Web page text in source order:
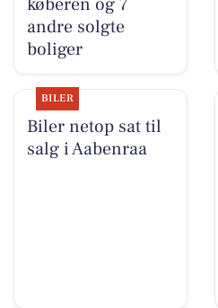
andre solgte
boliger
BILER
Biler netop sat til
salg i Aabenraa